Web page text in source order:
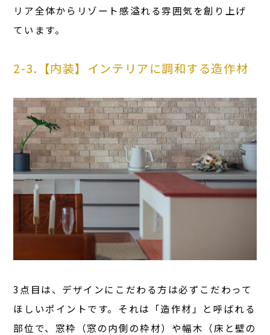
リア全体からリゾート感溢れる雰囲気を創り上げ
ています。
2-3.【内装】インテリアに調和する造作材
3点目は、デザインにこだわる方は必ずこだわって
ほしいポイントです。それは「造作材」と呼ばれる
部位で、窓枠（窓の内側の枠材）や幅木（床と壁の